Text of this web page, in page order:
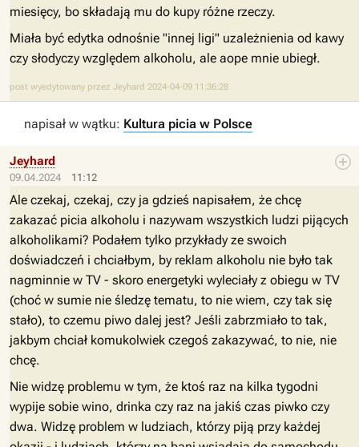
miesięcy, bo składają mu do kupy różne rzeczy.
Miała być edytka odnośnie "innej ligi" uzależnienia od kawy
czy słodyczy względem alkoholu, ale aope mnie ubiegł.
post wyedytowany przez Jeyhard 2024-04-09 11:36:28
napisał w wątku: Kultura picia w Polsce
09.04.2024 11:12
Jeyhard
Ale czekaj, czekaj, czy ja gdzieś napisałem, że chcę
zakazać picia alkoholu i nazywam wszystkich ludzi pijących
alkoholikami? Podałem tylko przykłady ze swoich
doświadczeń i chciałbym, by reklam alkoholu nie było tak
nagminnie w TV - skoro energetyki wyleciały z obiegu w TV
(choć w sumie nie śledzę tematu, to nie wiem, czy tak się
stało), to czemu piwo dalej jest? Jeśli zabrzmiało to tak,
jakbym chciał komukolwiek czegoś zakazywać, to nie, nie
chcę.
Nie widzę problemu w tym, że ktoś raz na kilka tygodni
wypije sobie wino, drinka czy raz na jakiś czas piwko czy
dwa. Widzę problem w ludziach, którzy piją przy każdej